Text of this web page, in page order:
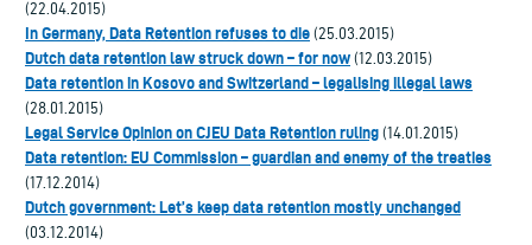
(22.04.2015)
In Germany, Data Retention refuses to die (25.03.2015)
Dutch data retention law struck down – for now (12.03.2015)
Data retention in Kosovo and Switzerland – legalising illegal laws
(28.01.2015)
Legal Service Opinion on CJEU Data Retention ruling (14.01.2015)
Data retention: EU Commission – guardian and enemy of the treaties
(17.12.2014)
Dutch government: Let’s keep data retention mostly unchanged
(03.12.2014)